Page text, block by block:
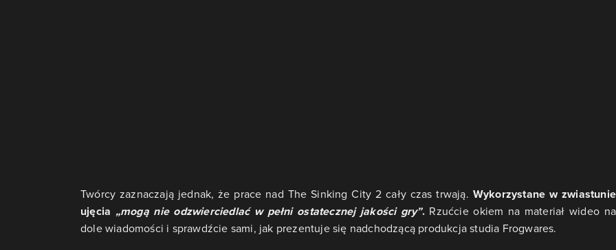
Twórcy zaznaczają jednak, że prace nad The Sinking City 2 cały czas trwają. Wykorzystane w zwiastunie
ujęcia „mogą nie odzwierciedlać w pełni ostatecznej jakości gry”.Rzućcie okiem na materiał wideo na
dole wiadomości i sprawdźcie sami, jak prezentuje się nadchodzącą produkcja studia Frogwares.